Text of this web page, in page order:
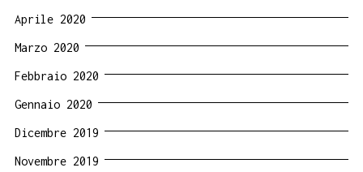
Aprile 2020
Marzo 2020
Febbraio 2020
Gennaio 2020
Dicembre 2019
Novembre 2019